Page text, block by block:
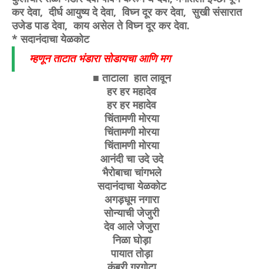
कर देवा, दीर्घ आयुष्य दे देवा, विघ्न दूर कर देवा, सुखी संसारात
उजेड पाड देवा, काय असेल ते विघ्न दूर कर देवा.
* सदानंदाचा येळकोट
म्हणून ताटात भंडारा सोडायचा आणि मग
■ ताटाला हात लावून
हर हर महादेव
हर हर महादेव
चिंतामणी मोरया
चिंतामणी मोरया
चिंतामणी मोरया
आनंदी चा उदे उदे
भैरोबाचा चांगभले
सदानंदाचा येळकोट
अगड़धूम नगारा
सोन्याची जेजुरी
देव आले जेजुरा
निळा घोड़ा
पायात तोड़ा